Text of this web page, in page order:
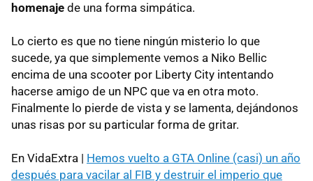
homenaje de una forma simpática.
Lo cierto es que no tiene ningún misterio lo que
sucede, ya que simplemente vemos a Niko Bellic
encima de una scooter por Liberty City intentando
hacerse amigo de un NPC que va en otra moto.
Finalmente lo pierde de vista y se lamenta, dejándonos
unas risas por su particular forma de gritar.
En VidaExtra | Hemos vuelto a GTA Online (casi) un año
después para vacilar al FIB y destruir el imperio que